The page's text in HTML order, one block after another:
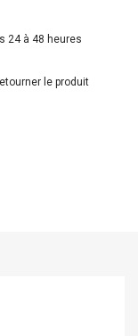
24 à 48 heures
le produit